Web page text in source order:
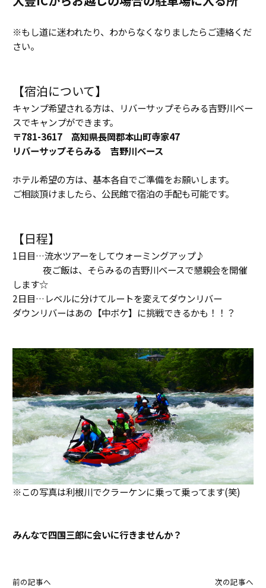
※もし道に迷われたり、わからなくなりましたらご連絡くだ
さい。
【宿泊について】
キャンプ希望される方は、リバーサップそらみる吉野川ベー
スでキャンプができます。
〒781-3617 高知県長岡郡本山町寺家47
リバーサップそらみる 吉野川ベース
ホテル希望の方は、基本各自でご準備をお願いします。
ご相談頂けましたら、公民館で宿泊の手配も可能です。
【日程】
1日目…流水ツアーをしてウォーミングアップ♪
夜ご飯は、そらみるの吉野川ベースで懇親会を開催
します☆
2日目…レベルに分けてルートを変えてダウンリバー
ダウンリバーはあの【中ボケ】に挑戦できるかも！！？
※この写真は利根川でクラーケンに乗って乗ってます(笑)
みんなで四国三郎に会いに行きませんか？
前の記事へ 次の記事へ